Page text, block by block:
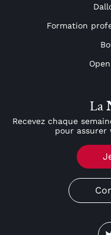
Formation
La
Recevez chaque
pour assurer